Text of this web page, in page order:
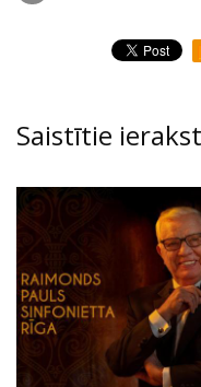
Saistītie